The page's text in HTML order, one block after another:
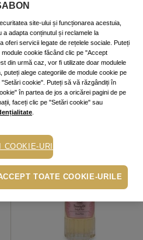
CREMĂ DE CORP
REPARATOARE
Citrus Blossom
200
În
stoc
149.00 lei
În stoc
ADAUGĂ ÎN COŞ
site-ului și funcționarea acestuia,
adapta conținutul și reclamele la
oferi servicii legate de rețelele sociale. Puteți
cookie făcând clic pe "Accept
din urmă caz, vor fi utilizate doar modulele
alege categoriile de module cookie pe
cookie". Puteți să vă răzgândiți în
în partea de jos a oricărei pagini de pe
faceți clic pe "Setări cookie" sau
COOKIE-URI
TOATE COOKIE-URILE